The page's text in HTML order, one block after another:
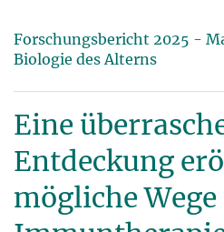
Forschungsbericht 2025 -
Biologie des Alterns
Eine
Entdeckung
mögliche